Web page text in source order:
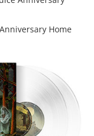
Home